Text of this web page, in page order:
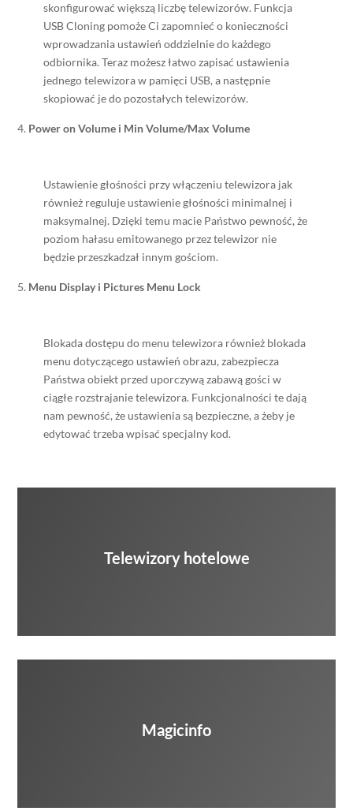
skonfigurować większą liczbę telewizorów. Funkcja
USB Cloning pomoże Ci zapomnieć o konieczności
wprowadzania ustawień oddzielnie do każdego
odbiornika. Teraz możesz łatwo zapisać ustawienia
jednego telewizora w pamięci USB, a następnie
skopiować je do pozostałych telewizorów.
Power on Volume i Min Volume/Max Volume
Ustawienie głośności przy włączeniu telewizora jak
również reguluje ustawienie głośności minimalnej i
maksymalnej. Dzięki temu macie Państwo pewność, że
poziom hałasu emitowanego przez telewizor nie
będzie przeszkadzał innym gościom.
Menu Display i Pictures Menu Lock
Blokada dostępu do menu telewizora również blokada
menu dotyczącego ustawień obrazu, zabezpiecza
Państwa obiekt przed uporczywą zabawą gości w
ciągłe rozstrajanie telewizora. Funkcjonalności te dają
nam pewność, że ustawienia są bezpieczne, a żeby je
edytować trzeba wpisać specjalny kod.
Telewizory hotelowe
Magicinfo